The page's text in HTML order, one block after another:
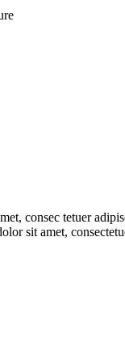
consec tetuer
sit amet,